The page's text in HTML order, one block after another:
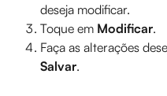
deseja modificar.
Toque em Modificar.
Faça as alterações
Salvar.